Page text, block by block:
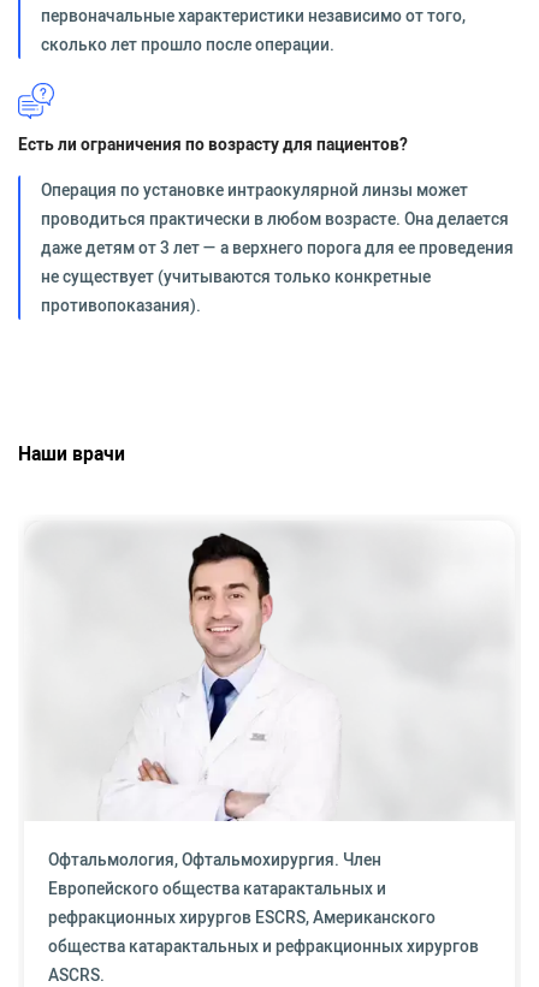
первоначальные характеристики независимо от того,
сколько лет прошло после операции.
Есть ли ограничения по возрасту для пациентов?
Операция по установке интраокулярной линзы может
проводиться практически в любом возрасте. Она делается
даже детям от 3 лет — а верхнего порога для ее проведения
не существует (учитываются только конкретные
противопоказания).
Наши врачи
Офтальмология, Офтальмохирургия. Член
Европейского общества катарактальных и
рефракционных хирургов ESCRS, Американского
общества катарактальных и рефракционных хирургов
ASCRS.